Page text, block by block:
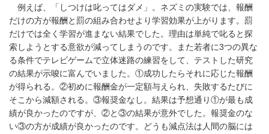
例えば、「しつけは叱ってはダメ」。ネズミの実験では、報酬
だけの方が報酬と罰の組み合わせより学習効果が上がります。罰
だけでは全く学習が進まない結果でした。理由は単純で叱ると探
索しようとする意欲が減ってしまうのです。また若者に3つの異な
る条件でテレビゲームで立体迷路の練習をして、テストした研究
の結果が示唆に富んでいました。①成功したらそれに応じた報酬
が得られる。②初めに報酬金が一定額与えられ、失敗するたびに
そこから減額される。③報奨金なし。結果は予想通り①が最も成
績が良かったのですが、②と③の結果が意外でした。報奨金のな
い③の方が成績が良かったのです。どうも減点法は人間の脳には